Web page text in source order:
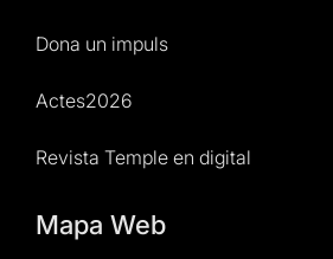
Dona un impuls
Actes2026
Revista Temple en digital
Mapa Web